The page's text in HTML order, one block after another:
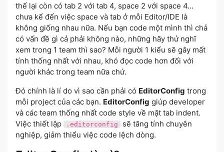
thế lại còn có tab 2 với tab 4, space 2 với space 4...
chưa kể đến việc space và tab ở mỗi Editor/IDE là
không giống nhau nữa. Nếu bạn code một mình thì chả
có vấn đề gì cả phải không nào, những hãy thử nghĩ
xem trong 1 team thì sao? Mỗi người 1 kiểu sẽ gây mất
tính thống nhất với nhau, khó đọc code hơn đối với
người khác trong team nữa chứ.
Đó chính là lí do vì sao cần phải có EditorConfig trong
mỗi project của các bạn. EditorConfig giúp developer
và các team thống nhất code style về mặt tab indent.
Việc thiết lập
.editorconfig
sẽ tăng tính chuyên
nghiệp, giảm thiểu việc code lệch dòng.